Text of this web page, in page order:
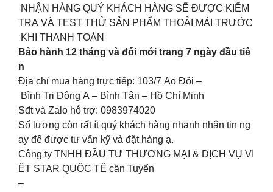
NHẬN HÀNG QUÝ KHÁCH HÀNG SẼ ĐƯỢC KIỂM
TRA VÀ TEST THỬ SẢN PHẨM THOẢI MÁI TRƯỚC
KHI THANH TOÁN
Bảo hành 12 tháng và đổi mới trang 7 ngày đầu tiê
n
Địa chỉ mua hàng trực tiếp: 103/7 Ao Đôi –
Bình Trị Đông A – Bình Tân – Hồ Chí Minh
Sđt và Zalo hỗ trợ: 0983974020
Số lượng còn rất ít quý khách hàng nhanh nhắn tin ng
ay để được tư vấn kỹ và đặt hàng ạ.
Công ty TNHH ĐẦU TƯ THƯƠNG MẠI & DỊCH VỤ VI
ỆT STAR QUỐC TẾ cần Tuyển
–